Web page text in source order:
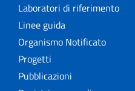
Laboratori di riferimento
Linee guida
Organismo Notificato
Progetti
Pubblicazioni